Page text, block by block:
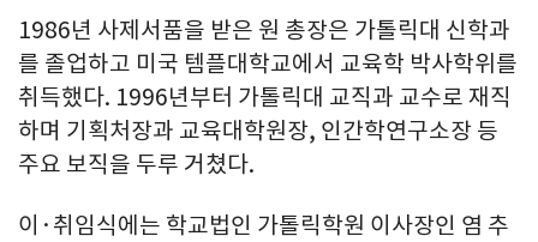
1986년 사제서품을 받은 원 총장은 가톨릭대 신학과
를 졸업하고 미국 템플대학교에서 교육학 박사학위를
취득했다. 1996년부터 가톨릭대 교직과 교수로 재직
하며 기획처장과 교육대학원장, 인간학연구소장 등
주요 보직을 두루 거쳤다.
이·취임식에는 학교법인 가톨릭학원 이사장인 염 추